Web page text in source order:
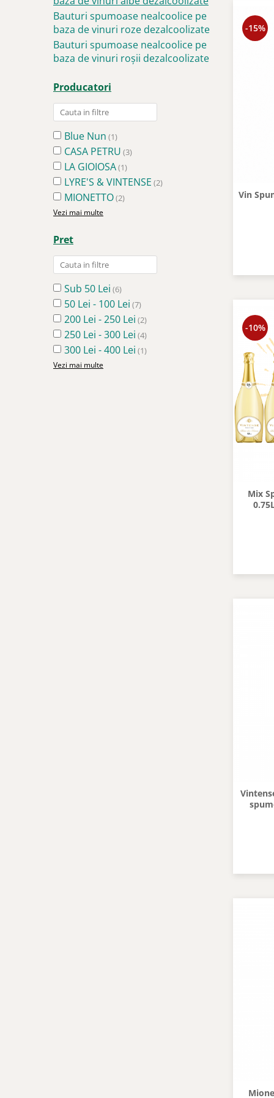
Bauturi spumoase nealcoolice pe
baza de vinuri roze dezalcoolizate
Bauturi spumoase nealcoolice pe
baza de vinuri roșii dezalcoolizate
Producatori
Blue Nun (1)
CASA PETRU (3)
LA GIOIOSA(1)
LYRE'S & VINTENSE (2)
MIONETTO(2)
Vezi mai multe
Pret
Sub 50 Lei (6)
50 Lei - 100 Lei (7)
200 Lei - 250 Lei (2)
250 Lei - 300 Lei (4)
300 Lei - 400 Lei (1)
Vezi mai multe
-15%
Vin
-10%
Mix